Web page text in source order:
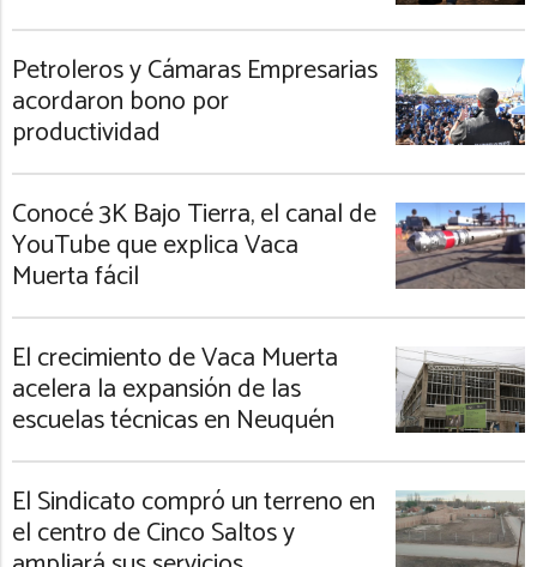
Petroleros y Cámaras Empresarias
acordaron bono por
productividad
Conocé 3K Bajo Tierra, el canal de
YouTube que explica Vaca
Muerta fácil
El crecimiento de Vaca Muerta
acelera la expansión de las
escuelas técnicas en Neuquén
El Sindicato compró un terreno en
el centro de Cinco Saltos y